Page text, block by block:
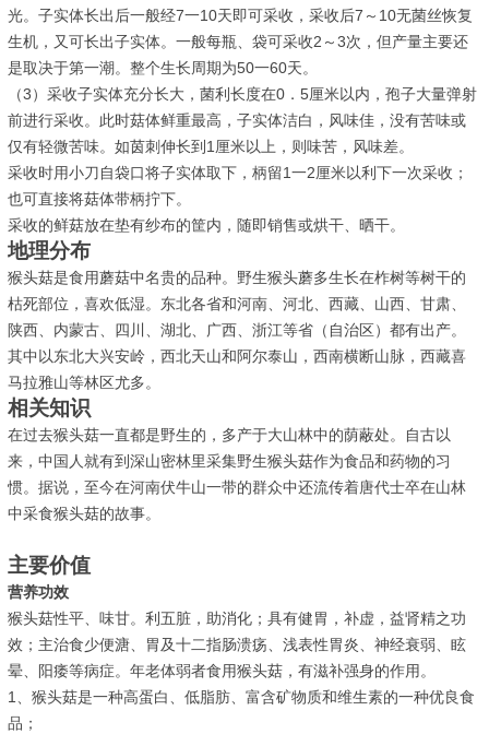
光。子实体长出后一般经7一10天即可采收，采收后7～10无菌丝恢复
生机，又可长出子实体。一般每瓶、袋可采收2～3次，但产量主要还
是取决于第一潮。整个生长周期为50一60天。
（3）采收子实体充分长大，菌利长度在0．5厘米以内，孢子大量弹射
前进行采收。此时菇体鲜重最高，子实体洁白，风味佳，没有苦味或
仅有轻微苦味。如茵刺伸长到1厘米以上，则味苦，风味差。
采收时用小刀自袋口将子实体取下，柄留1一2厘米以利下一次采收；
也可直接将菇体带柄拧下。
采收的鲜菇放在垫有纱布的筐内，随即销售或烘干、晒干。
地理分布
猴头菇是食用蘑菇中名贵的品种。野生猴头蘑多生长在柞树等树干的
枯死部位，喜欢低湿。东北各省和河南、河北、西藏、山西、甘肃、
陕西、内蒙古、四川、湖北、广西、浙江等省（自治区）都有出产。
其中以东北大兴安岭，西北天山和阿尔泰山，西南横断山脉，西藏喜
马拉雅山等林区尤多。
相关知识
在过去猴头菇一直都是野生的，多产于大山林中的荫蔽处。自古以
来，中国人就有到深山密林里采集野生猴头菇作为食品和药物的习
惯。据说，至今在河南伏牛山一带的群众中还流传着唐代士卒在山林
中采食猴头菇的故事。
主要价值
营养功效
猴头菇性平、味甘。利五脏，助消化；具有健胃，补虚，益肾精之功
效；主治食少便溏、胃及十二指肠溃疡、浅表性胃炎、神经衰弱、眩
晕、阳痿等病症。年老体弱者食用猴头菇，有滋补强身的作用。
1、猴头菇是一种高蛋白、低脂肪、富含矿物质和维生素的一种优良食
品；